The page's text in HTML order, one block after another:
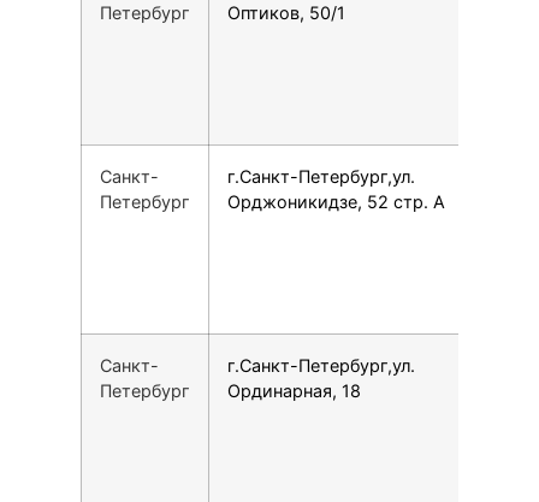
Петербург Оптиков, 50/1
Санкт-
Петербург
г.Санкт-Петербург,ул.
Орджоникидзе, 52 стр. А
Санкт-
Петербург
г.Санкт-Петербург,ул.
Ординарная, 18